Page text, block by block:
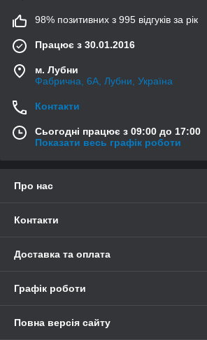
98% позитивних з 995 відгуків за рік
Працює з 30.01.2016
м. Лубни
Фабрична, 6А, Лубни, Україна
Контакти
Сьогодні працює з 09:00 до 17:00
Показати весь графік роботи
Про нас
Контакти
Доставка та оплата
Графік роботи
Повна версія сайту